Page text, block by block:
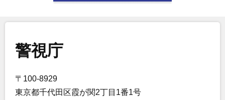
警視庁
〒100-8929
東京都千代田区霞が関2丁目1番1号